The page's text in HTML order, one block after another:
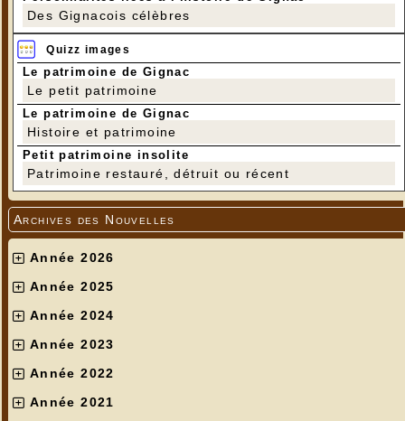
Des Gignacois célèbres
Quizz images
Le patrimoine de Gignac
Le petit patrimoine
Le patrimoine de Gignac
Histoire et patrimoine
Petit patrimoine insolite
Patrimoine restauré, détruit ou récent
Archives des Nouvelles
Année 2026
Année 2025
Année 2024
Année 2023
Année 2022
Année 2021